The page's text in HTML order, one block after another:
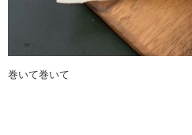
巻いて巻いて